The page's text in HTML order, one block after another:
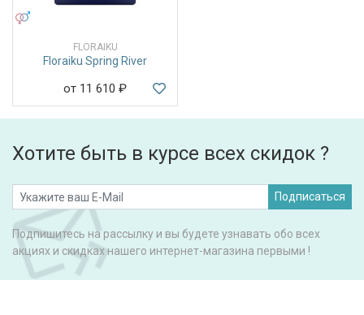
FLORAIKU
Floraiku Spring River
от 11 610 ₽
Хотите быть в курсе всех скидок ?
Подписаться
Подпишитесь на рассылку и вы будете узнавать обо всех
акциях и скидках нашего интернет-магазина первыми !